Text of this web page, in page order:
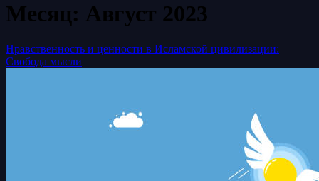
Месяц: Август 2023
Нравственность и ценности в Исламской цивилизации:
Свобода мысли